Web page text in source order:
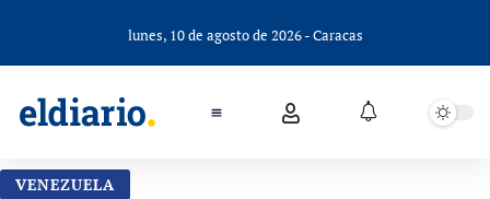
lunes, 10 de agosto de 2026 - Caracas
VENEZUELA